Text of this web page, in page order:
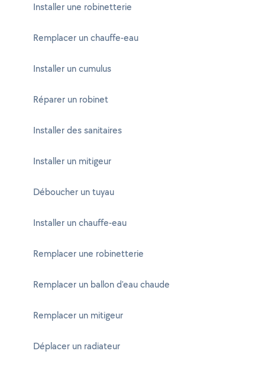
Installer une robinetterie
Remplacer un chauffe-eau
Installer un cumulus
Réparer un robinet
Installer des sanitaires
Installer un mitigeur
Déboucher un tuyau
Installer un chauffe-eau
Remplacer une robinetterie
Remplacer un ballon d'eau chaude
Remplacer un mitigeur
Déplacer un radiateur